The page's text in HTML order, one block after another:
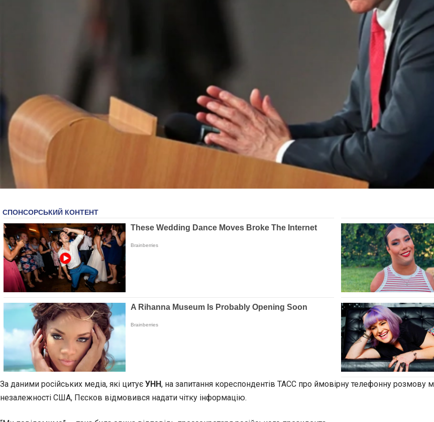
За даними російських медіа, які цитує УНН, на запитання кореспондентів ТАСС про ймовірну телефонну
незалежності США, Пєсков відмовився надати чітку інформацію.